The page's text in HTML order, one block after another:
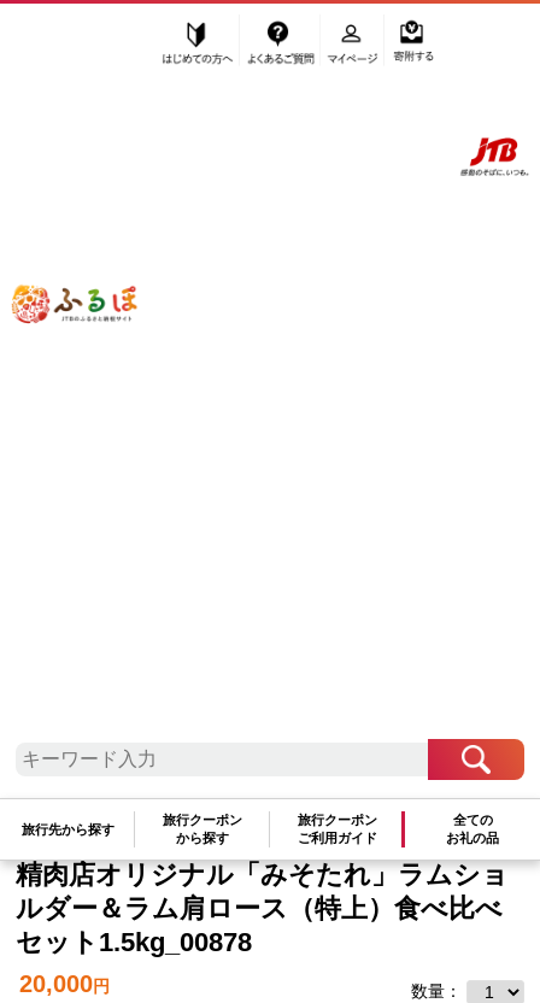
ふるぽ JTBのふるさと納税サイト
旅行先から探す
旅行クーポン
から探す
旅行クーポン
ご利用ガイド
全ての
お礼の品
ス（特上）食べ比べセット1.5kg_00878
北海道地方 北海道
【味付ジンギスカングランプリ2025 オー
ジー・ラム賞受賞】ごはんが進む！佐久
精肉店オリジナル「みそたれ」ラムショ
ルダー＆ラム肩ロース（特上）食べ比べ
セット1.5kg_00878
20,000円 数量：